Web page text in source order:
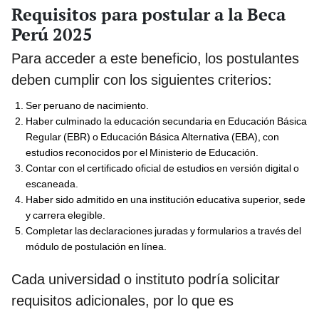
Requisitos para postular a la Beca
Perú 2025
Para acceder a este beneficio, los postulantes
deben cumplir con los siguientes criterios:
Ser peruano de nacimiento.
Haber culminado la educación secundaria en Educación Básica
Regular (EBR) o Educación Básica Alternativa (EBA), con
estudios reconocidos por el Ministerio de Educación.
Contar con el certificado oficial de estudios en versión digital o
escaneada.
Haber sido admitido en una institución educativa superior, sede
y carrera elegible.
Completar las declaraciones juradas y formularios a través del
módulo de postulación en línea.
Cada universidad o instituto podría solicitar
requisitos adicionales, por lo que es